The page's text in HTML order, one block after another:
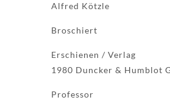
Alfred Kötzle
Broschiert
Erschienen / Verlag
1980 Duncker & Humblot
Professor